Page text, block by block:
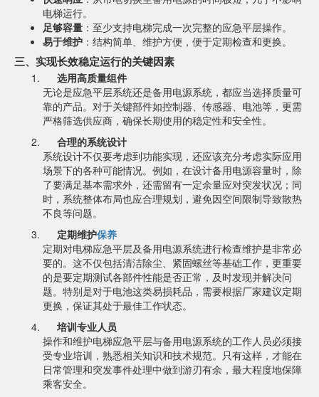
电梯运行。
足够容量 ：至少支持电梯完成一次完整的应急平层操作。
易于维护 ：结构简单、维护方便，便于定期检查和更换。
三、实现长效稳定运行的关键因素
选用高质量组件
无论是应急平层系统还是备用电源系统，都应当选择质量可
靠的产品。对于关键部件如控制器、传感器、电池等，更需
严格筛选供应商，确保长期使用的稳定性和安全性。
合理的系统设计
系统设计不仅要考虑到功能实现，还应该充分考虑实际应用
场景下的各种可能情况。例如，在设计备用电源容量时，除
了要满足基本需求外，还需留有一定余量应对突发状况；同
时，系统整体布局也应合理规划，避免因空间限制导致散热
不良等问题。
定期维护保养
定期对电梯应急平层及备用电源系统进行检查维护是非常必
要的。这不仅包括清洁除尘、紧固螺丝等基础工作，更重要
的是要定期测试各部件性能是否正常，及时发现并解决问
题。特别是对于电池这类易损耗品，需要根据厂家建议定期
更换，保证其处于最佳工作状态。
培训专业人员
操作和维护电梯应急平层与备用电源系统的工作人员必须接
受专业培训，熟悉相关知识和技术规范。只有这样，才能在
日常管理和突发事件处理中做到游刃有余，最大程度地保障
乘客安全。